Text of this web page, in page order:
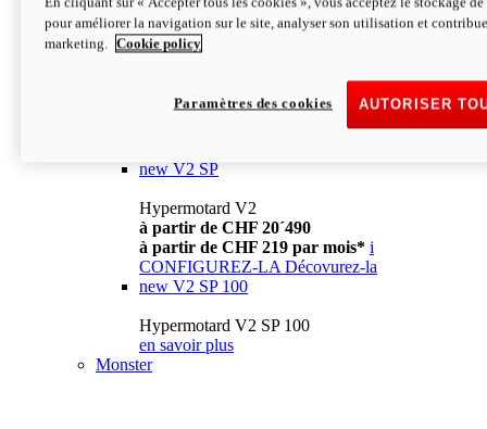
à partir de CHF 13´990 i
CONFIGUREZ-LA Décovurez-la
newV2
à partir de CHF 15´990
à partir de CHF 169 par mois* i
new V2 SP
Hypermotard V2
à partir de CHF 20´490
à partir de CHF 219 par mois* i
CONFIGUREZ-LA Décovurez-la
new V2 SP 100
Hypermotard V2 SP 100
en savoir plus
Monster
pour améliorer la navigation sur le site, analyser son utilisation et
marketing.
Cookie policy
AUTORISER
Paramètres des cookies